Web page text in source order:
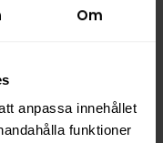
Om
anpassa innehållet
funktioner